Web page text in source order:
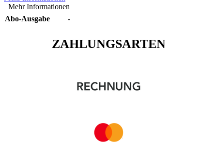
Mehr Informationen
Abo-Ausgabe
-
ZAHLUNGSARTEN